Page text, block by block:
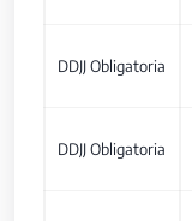
DDJJ Obligatoria
DDJJ Obligatoria